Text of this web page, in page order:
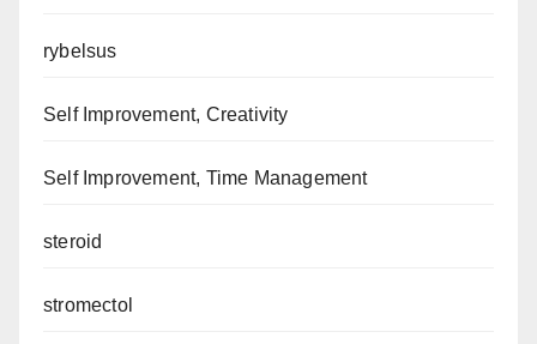
rybelsus
Self Improvement, Creativity
Self Improvement, Time Management
steroid
stromectol